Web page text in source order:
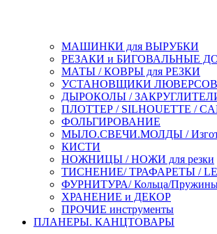
МАШИНКИ для ВЫРУБКИ
РЕЗАКИ и БИГОВАЛЬНЫЕ
МАТЫ / КОВРЫ для РЕЗКИ
УСТАНОВЩИКИ ЛЮВЕРСОВ
ДЫРОКОЛЫ /
ПЛОТТЕР / SILHOUETTE /
ФОЛЬГИРОВАНИЕ
МЫЛО.СВЕЧИ.МОЛДЫ /
КИСТИ
НОЖНИЦЫ / НОЖИ для резки
ТИСНЕНИЕ/ ТРАФАРЕТЫ /
ФУРНИТУРА/ Кольца/
ХРАНЕНИЕ и ДЕКОР
ПРОЧИЕ инструменты
ПЛАНЕРЫ. КАНЦТОВАРЫ